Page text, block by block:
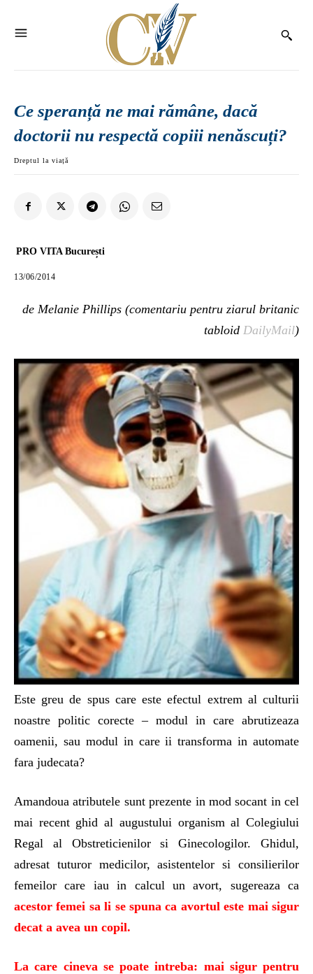
Ce speranță ne mai rămâne, dacă
doctorii nu respectă copiii nenăscuți?
Dreptul la viață
PRO VITA București
13/06/2014
de Melanie Phillips (comentariu pentru ziarul britanic
tabloid DailyMail)
Este greu de spus care este efectul extrem al culturii
noastre politic corecte – modul in care abrutizeaza
oamenii, sau modul in care ii transforma in automate
fara judecata?
Amandoua atributele sunt prezente in mod socant in cel
mai recent ghid al augustului organism al Colegiului
Regal al Obstreticienilor si Ginecologilor. Ghidul,
adresat tuturor medicilor, asistentelor si consilierilor
femeilor care iau in calcul un avort, sugereaza ca
acestor femei sa li se spuna ca avortul este mai sigur
decat a avea un copil.
La care cineva se poate intreba: mai sigur pentru